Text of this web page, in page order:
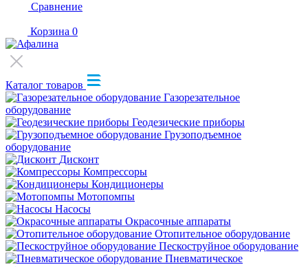
Сравнение
Корзина 0
Каталог товаров
Газорезательное
оборудование
Геодезические приборы
Грузоподъемное
оборудование
Дисконт
Компрессоры
Кондиционеры
Мотопомпы
Насосы
Окрасочные аппараты
Отопительное оборудование
Пескоструйное оборудование
Пневматическое